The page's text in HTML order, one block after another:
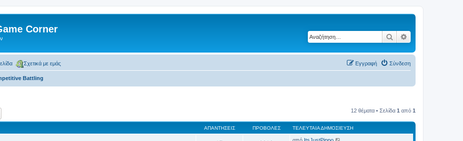
Corner
Αναζήτηση
Σχετικά με εμάς Σύνδεση
Εγγραφή
Battling
12 θέματα • Σελίδα 1 από 1
ΑΠΑΝΤΉΣΕΙΣ ΠΡΟΒΟΛΈΣ ΤΕΛΕΥΤΑΊΑ ΔΗΜΟΣΊΕΥΣΗ
από ItsJustPippo